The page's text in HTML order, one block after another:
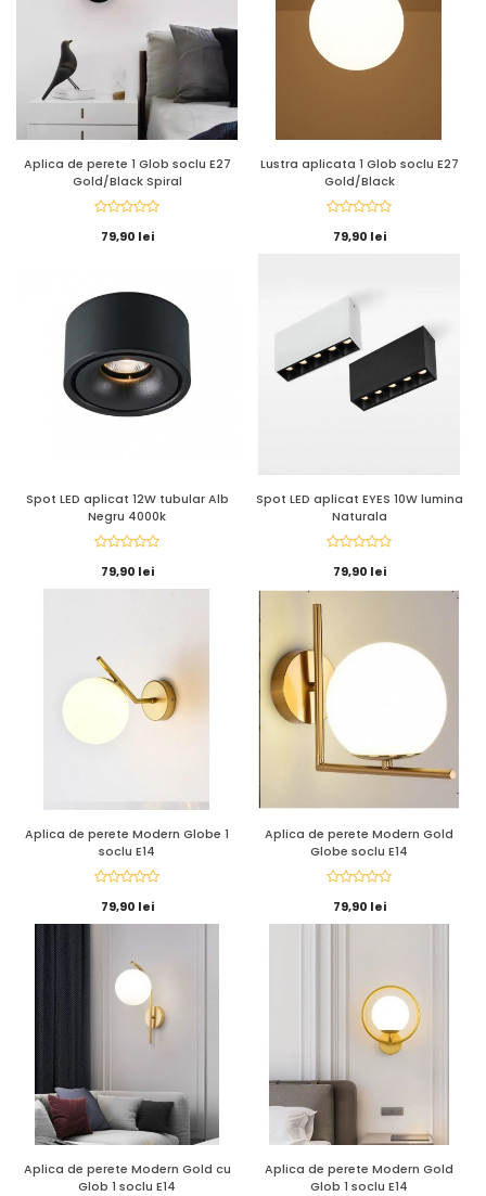
Aplica de perete 1 Glob soclu E27
Gold/Black Spiral
79,90 lei
Lustra aplicata 1 Glob soclu E27
Gold/Black
79,90 lei
Spot LED aplicat 12W tubular Alb
Negru 4000k
79,90 lei
Spot LED aplicat EYES 10W lumina
Naturala
79,90 lei
Aplica de perete Modern Globe 1
soclu E14
79,90 lei
Aplica de perete Modern Gold
Globe soclu E14
79,90 lei
Aplica de perete Modern Gold cu
Glob 1 soclu E14
Aplica de perete Modern Gold
Glob 1 soclu E14